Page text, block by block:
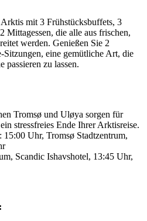
mit 3 Frühstücksbuffets, 3
Mittagessen, die alle aus frischen,
werden. Genießen Sie 2
eine gemütliche Art, die
passieren zu lassen.
Tromsø und Uløya sorgen für
stressfreies Ende Ihrer Arktisreise.
Uhr, Tromsø Stadtzentrum,
Scandic Ishavshotel, 13:45 Uhr,